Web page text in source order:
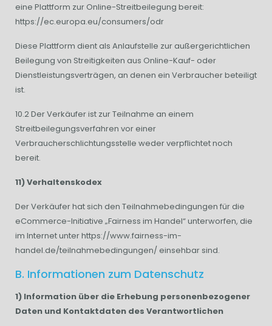
eine Plattform zur Online-Streitbeilegung bereit:
https://ec.europa.eu/consumers/odr
Diese Plattform dient als Anlaufstelle zur außergerichtlichen
Beilegung von Streitigkeiten aus Online-Kauf- oder
Dienstleistungsverträgen, an denen ein Verbraucher beteiligt
ist.
10.2 Der Verkäufer ist zur Teilnahme an einem
Streitbeilegungsverfahren vor einer
Verbraucherschlichtungsstelle weder verpflichtet noch
bereit.
11) Verhaltenskodex
Der Verkäufer hat sich den Teilnahmebedingungen für die
eCommerce-Initiative „Fairness im Handel“ unterworfen, die
im Internet unter https://www.fairness-im-
handel.de/teilnahmebedingungen/ einsehbar sind.
B. Informationen zum Datenschutz
1) Information über die Erhebung personenbezogener
Daten und Kontaktdaten des Verantwortlichen